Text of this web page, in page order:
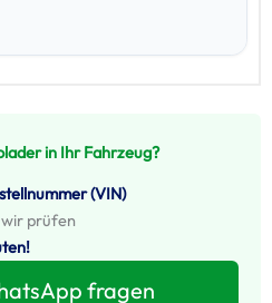
in Ihr Fahrzeug?
(VIN)
prüfen
fragen